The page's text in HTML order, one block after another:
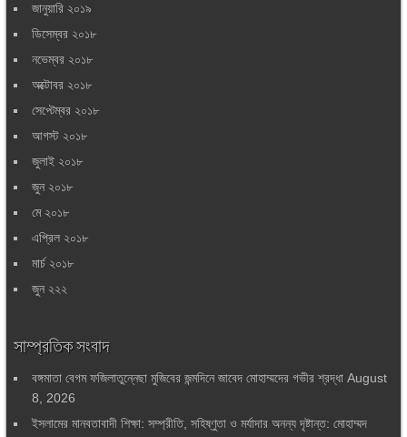
জানুয়ারি ২০১৯
ডিসেম্বর ২০১৮
নভেম্বর ২০১৮
অক্টোবর ২০১৮
সেপ্টেম্বর ২০১৮
আগস্ট ২০১৮
জুলাই ২০১৮
জুন ২০১৮
মে ২০১৮
এপ্রিল ২০১৮
মার্চ ২০১৮
জুন ২২২
সাম্প্রতিক সংবাদ
বঙ্গমাতা বেগম ফজিলাতুন্নেছা মুজিবের জন্মদিনে জাবেদ মোহাম্মদের গভীর শ্রদ্ধা August
8, 2026
ইসলামের মানবতাবাদী শিক্ষা: সম্প্রীতি, সহিষ্ণুতা ও মর্যাদার অনন্য দৃষ্টান্ত: মোহাম্মদ